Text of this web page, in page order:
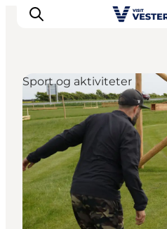
Det sker
Oplevelser
Vores Byer
Mad & Overnatning
Køb billet
Planlæg din ferie
Sport og aktiviteter